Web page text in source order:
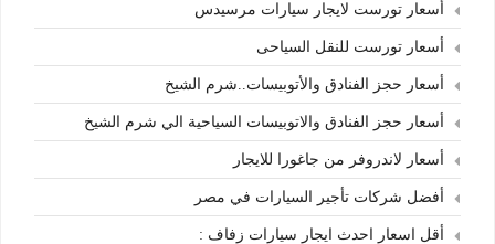
أسعار تورست لايجار سيارات مرسيدس
أسعار تورست للنقل السياحى
أسعار حجز الفنادق والأتوبيسات..شرم الشيخ
أسعار حجز الفنادق والاتوبيسات السياحية الي شرم الشيخ
أسعار لاندروفر من جاغورا للايجار
أفضل شركات تأجير السيارات في مصر
أقل اسعار احدث ايجار سيارات زفاف :